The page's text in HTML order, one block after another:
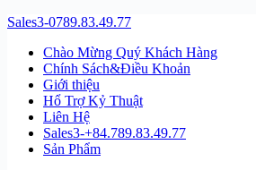
Sales3-0789.83.49.77
Chào Mừng Quý Khách Hàng
Chính Sách&Điều Khoản
Giới thiệu
Hổ Trợ Kỷ Thuật
Liên Hệ
Sales3-+84.789.83.49.77
Sản Phẩm